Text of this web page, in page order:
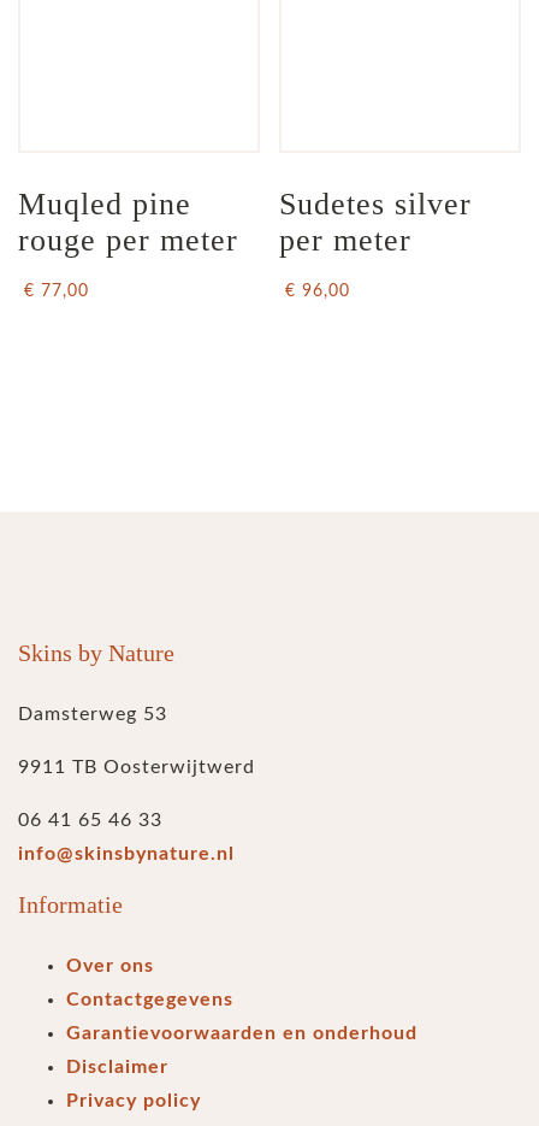
Muqled pine
rouge per meter
€ 77,00
Sudetes silver
per meter
€ 96,00
Skins by Nature
Damsterweg 53
9911 TB Oosterwijtwerd
06 41 65 46 33
info@skinsbynature.nl
Informatie
Over ons
Contactgegevens
Garantievoorwaarden en onderhoud
Disclaimer
Privacy policy